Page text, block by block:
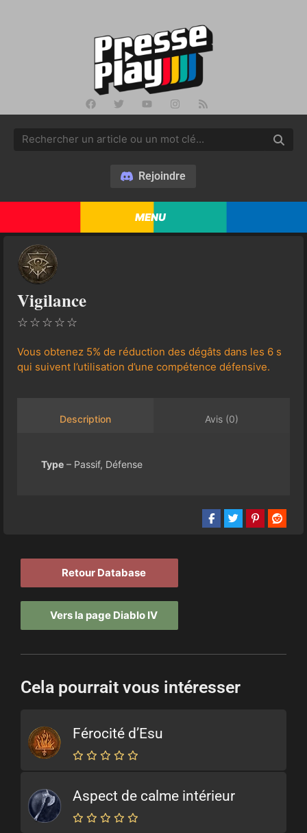
Rejoindre
MENU
Vigilance
☆ ☆ ☆ ☆ ☆
Vous obtenez 5% de réduction des dégâts dans les 6 s
qui suivent l’utilisation d’une compétence défensive.
Description Avis (0)
Type – Passif, Défense
Retour Database
Vers la page Diablo IV
Cela pourrait vous intéresser
Férocité d’Esu
Aspect de calme intérieur